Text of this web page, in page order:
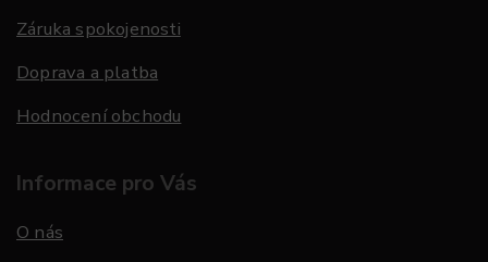
Záruka spokojenosti
Doprava a platba
Hodnocení obchodu
Informace pro Vás
O nás